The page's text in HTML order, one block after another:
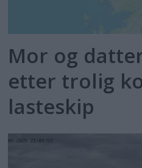
Mor og
etter trolig
lasteskip